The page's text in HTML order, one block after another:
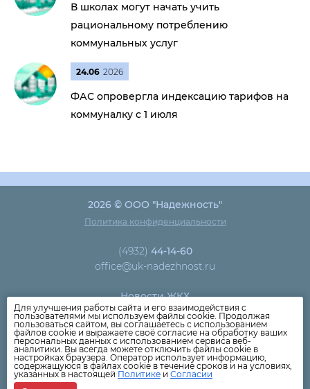
В школах могут начать учить
рациональному потреблению
коммунальных услуг
24.06 2026
ФАС опровергла индексацию тарифов на
коммуналку с 1 июля
2026 © ООО "Надежность"
Политика конфиденциальности
(4932) 44-14-60
office@uk-nadezhnost.ru
Новости ЖКХ
Новости компании
Как оплатить
Дома
Раскрытие информации
Вопросы
Для улучшения работы сайта и его взаимодействия с
пользователями мы используем файлы cookie. Продолжая
пользоваться сайтом, вы соглашаетесь с использованием
файлов cookie и выражаете своё согласие на обработку ваших
персональных данных с использованием сервиса веб-
аналитики. Вы всегда можете отключить файлы cookie в
настройках браузера. Оператор использует информацию,
содержащуюся в файлах cookie в течение сроков и на условиях,
указанных в настоящей Политике и Согласии